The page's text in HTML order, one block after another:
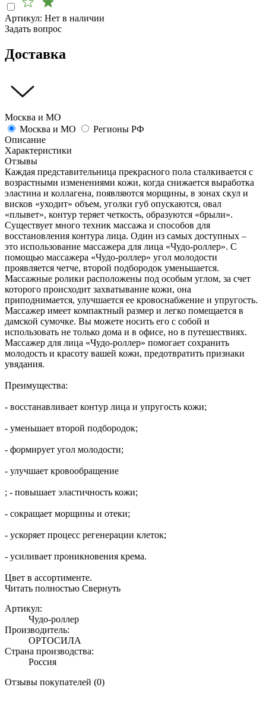
Артикул: Нет в наличии
Задать вопрос
Доставка
Москва и МО
Москва и МО
Регионы РФ
Описание
Характеристики
Отзывы
Каждая представительница прекрасного пола сталкивается с
возрастными изменениями кожи, когда снижается выработка
эластина и коллагена, появляются морщины, в зонах скул и
висков «уходит» объем, уголки губ опускаются, овал
«плывет», контур теряет четкость, образуются «брыли».
Существует много техник массажа и способов для
восстановления контура лица. Один из самых доступных –
это использование массажера для лица «Чудо-роллер». С
помощью массажера «Чудо-роллер» угол молодости
проявляется четче, второй подбородок уменьшается.
Массажные ролики расположены под особым углом, за счет
которого происходит захватывание кожи, она
приподнимается, улучшается ее кровоснабжение и упругость.
Массажер имеет компактный размер и легко помещается в
дамской сумочке. Вы можете носить его с собой и
использовать не только дома и в офисе, но в путешествиях.
Массажер для лица «Чудо-роллер» помогает сохранить
молодость и красоту вашей кожи, предотвратить признаки
увядания.
Преимущества:
- восстанавливает контур лица и упругость кожи;
- уменьшает второй подбородок;
- формирует угол молодости;
- улучшает кровообращение
; - повышает эластичность кожи;
- сокращает морщины и отеки;
- ускоряет процесс регенерации клеток;
- усиливает проникновения крема.
Цвет в ассортименте.
Читать полностью Свернуть
Артикул:
Чудо-роллер
Производитель:
ОРТОСИЛА
Страна производства:
Россия
Отзывы покупателей (0)